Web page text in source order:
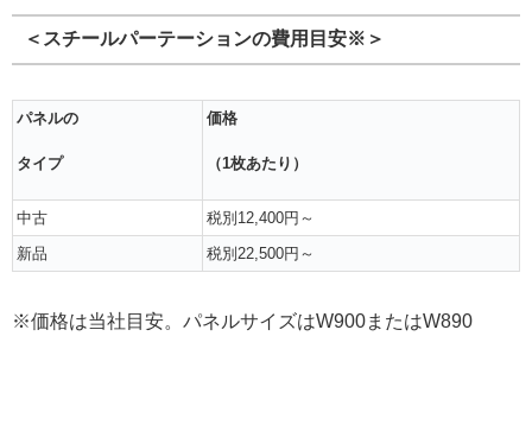
＜スチールパーテーションの費用目安※＞
パネルの
タイプ
価格
（1枚あたり）
中古
税別12,400円～
新品
税別22,500円～
※価格は当社目安。パネルサイズはW900またはW890